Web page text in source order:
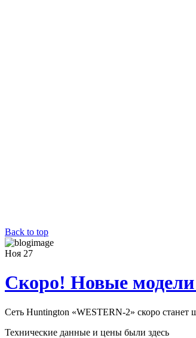
Back to top
Ноя 27
Скоро! Новые
Сеть Huntington «WESTERN-2» скоро
Технические данные и цены были здесь